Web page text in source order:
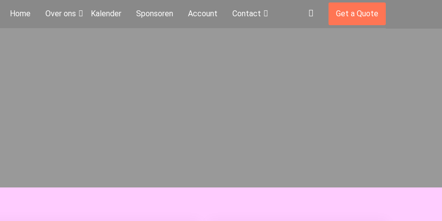
Home Over ons Kalender Sponsoren Account Contact Get a Quote